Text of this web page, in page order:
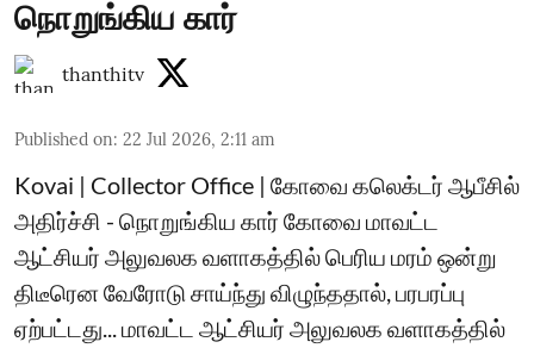
நொறுங்கிய கார்
thanthitv
Published on: 22 Jul 2026, 2:11 am
Kovai | Collector Office | கோவை கலெக்டர் ஆபீசில்
அதிர்ச்சி - நொறுங்கிய கார் கோவை மாவட்ட
ஆட்சியர் அலுவலக வளாகத்தில் பெரிய மரம் ஒன்று
திடீரென வேரோடு சாய்ந்து விழுந்ததால், பரபரப்பு
ஏற்பட்டது... மாவட்ட ஆட்சியர் அலுவலக வளாகத்தில்